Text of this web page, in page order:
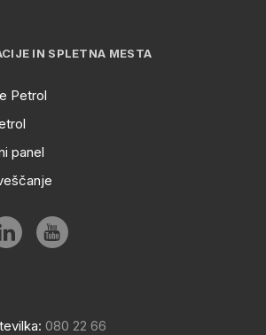
IN SPLETNA MESTA
Petrol
panel
080 22 66